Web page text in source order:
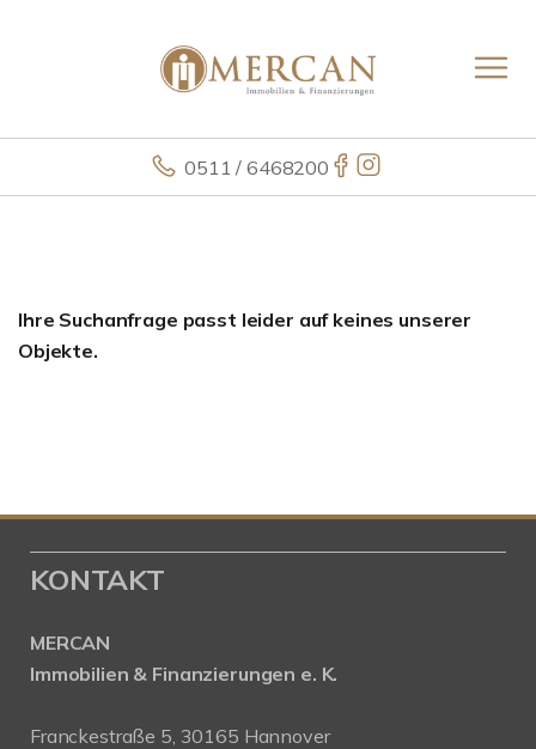
0511 / 6468200
Ihre Suchanfrage passt leider auf keines unserer
Objekte.
KONTAKT
MERCAN
Immobilien & Finanzierungen e. K.
Franckestraße 5, 30165 Hannover